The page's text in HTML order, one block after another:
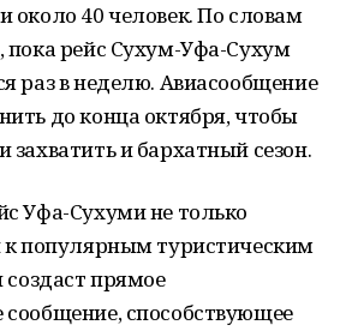
около 40 человек. По словам
пока рейс Сухум-Уфа-Сухум
раз в неделю. Авиасообщение
до конца октября, чтобы
и бархатный сезон.
Уфа-Сухуми не только
к популярным туристическим
прямое
способствующее